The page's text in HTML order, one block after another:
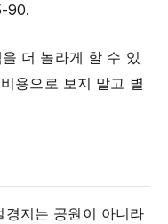
90.
더 놀라게 할 수 있
용으로 보지 말고 별
지는 공원이 아니라